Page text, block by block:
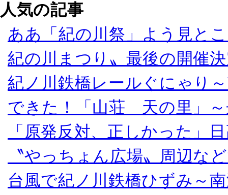
人気の記事
ああ「紀の川祭」よう見と
紀の川まつり〟最後の開催
紀ノ川鉄橋レールぐにゃり
できた！「山荘 天の里」～
「原発反対、正しかった」
〝やっちょん広場〟周辺な
台風で紀ノ川鉄橋ひずみ～